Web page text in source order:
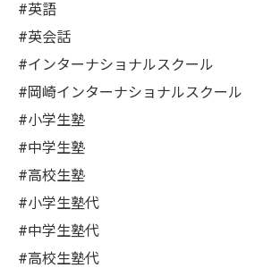
#英語
#英会話
#インターナショナルスクール
#岡崎インターナショナルスクール
#小学生塾
#中学生塾
#高校生塾
#小学生塾代
#中学生塾代
#高校生塾代